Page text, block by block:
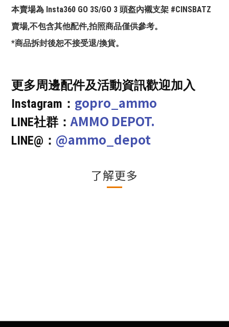
本賣場為 Insta360 GO 3S/GO 3 頭盔內襯支架 #CINSBATZ
賣場,不包含其他配件,拍照商品僅供參考。
*商品拆封後恕不接受退/換貨。
更多周邊配件及活動資訊歡迎加入
Instagram： gopro_ammo
LINE社群：AMMO DEPOT.
LINE@： @ammo_depot
了解更多